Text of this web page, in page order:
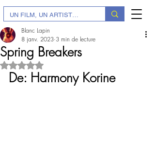
Spring Breakers
Blanc Lapin
8 janv. 2023 3 min de lecture
Noté NaN étoiles sur 5.
De: Harmony Korine